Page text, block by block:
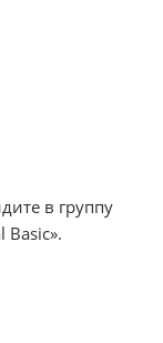
в группу
Basic».